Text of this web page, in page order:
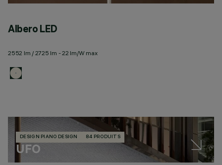
Albero LED
2552 lm / 2725 lm - 22 lm/W max
DESIGN PIANO DESIGN 84 PRODUITS
UFO